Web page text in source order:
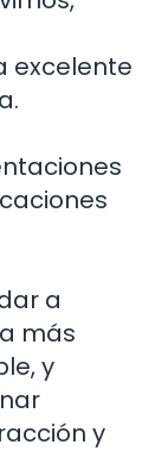
excelente
a
más
y
y